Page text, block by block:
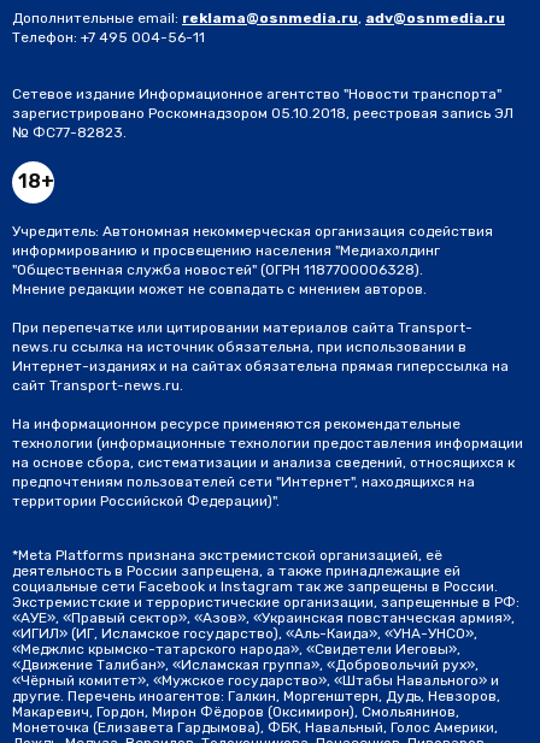
Дополнительные email: reklama@osnmedia.ru, adv@osnmedia.ru
Телефон: +7 495 004-56-11
Сетевое издание Информационное агентство "Новости транспорта"
зарегистрировано Роскомнадзором 05.10.2018, реестровая запись ЭЛ
№ ФС77-82823.
18+
Учредитель: Автономная некоммерческая организация содействия
информированию и просвещению населения "Медиахолдинг
"Общественная служба новостей" (ОГРН 1187700006328).
Мнение редакции может не совпадать с мнением авторов.
При перепечатке или цитировании материалов сайта Transport-
news.ru ссылка на источник обязательна, при использовании в
Интернет-изданиях и на сайтах обязательна прямая гиперссылка на
сайт Transport-news.ru.
На информационном ресурсе применяются рекомендательные
технологии (информационные технологии предоставления информации
на основе сбора, систематизации и анализа сведений, относящихся к
предпочтениям пользователей сети "Интернет", находящихся на
территории Российской Федерации)".
*Meta Platforms признана экстремистской организацией, её
деятельность в России запрещена, а также принадлежащие ей
социальные сети Facebook и Instagram так же запрещены в России.
Экстремистские и террористические организации, запрещенные в РФ:
«АУЕ», «Правый сектор», «Азов», «Украинская повстанческая армия»,
«ИГИЛ» (ИГ, Исламское государство), «Аль-Каида», «УНА-УНСО»,
«Меджлис крымско-татарского народа», «Свидетели Иеговы»,
«Движение Талибан», «Исламская группа», «Добровольчий рух»,
«Чёрный комитет», «Мужское государство», «Штабы Навального» и
другие. Перечень иноагентов: Галкин, Моргенштерн, Дудь, Невзоров,
Макаревич, Гордон, Мирон Фёдоров (Оксимирон), Смольянинов,
Монеточка (Елизавета Гардымова), ФБК, Навальный, Голос Америки,